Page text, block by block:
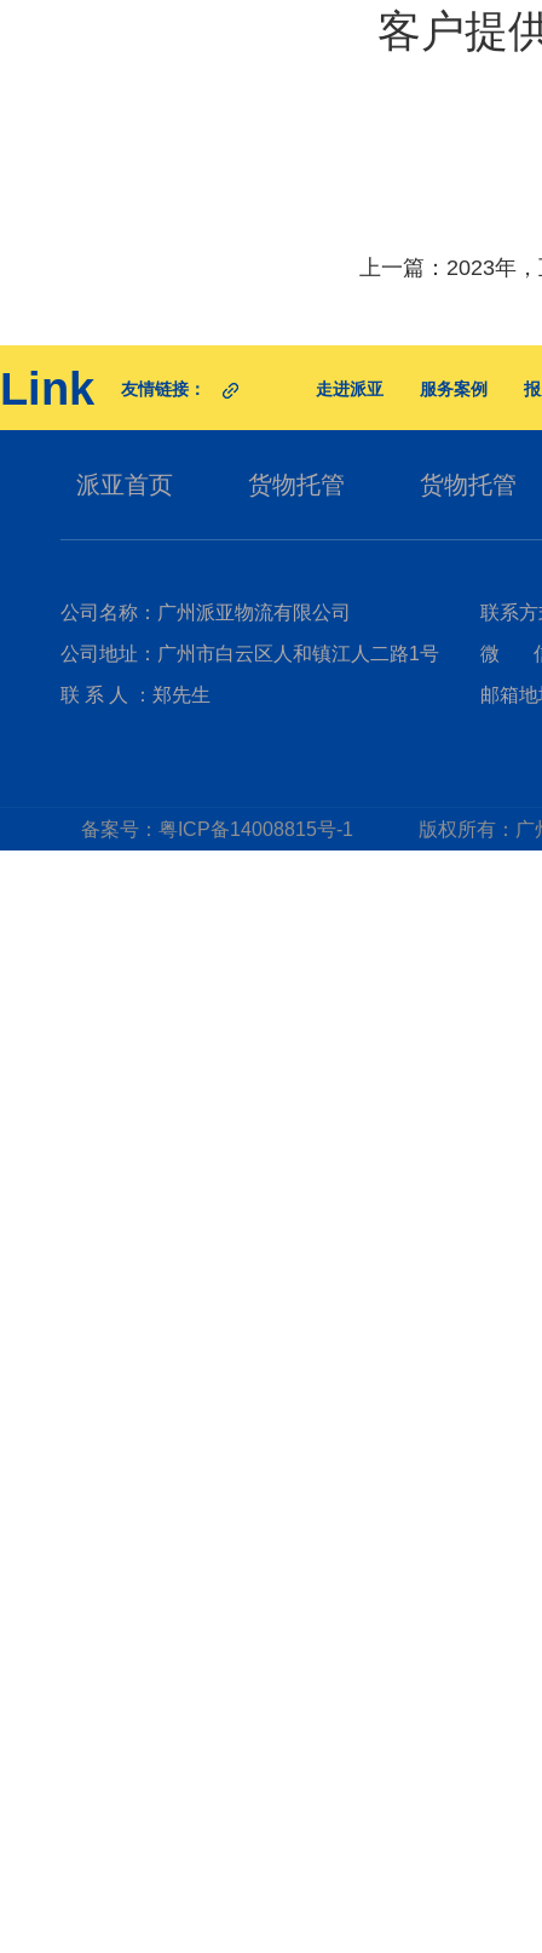
客户提
上一篇： 2023年
Link 友情链接： 走进派亚 服务案例
派亚首页 货物托管 货物托管
公司名称：广州派亚物流有限公司
公司地址：广州市白云区人和镇江人二路1号
联 系 人 ：郑先生
联系
微 信
邮箱
备案号： 粤ICP备14008815号-1 版权所有： 广